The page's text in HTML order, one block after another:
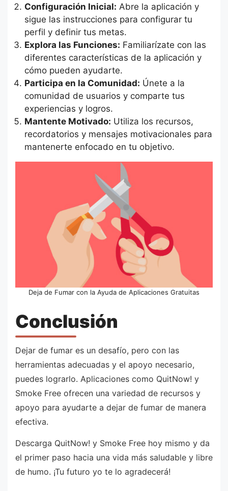
Configuración Inicial: Abre la aplicación y
sigue las instrucciones para configurar tu
perfil y definir tus metas.
Explora las Funciones: Familiarízate con las
diferentes características de la aplicación y
cómo pueden ayudarte.
Participa en la Comunidad: Únete a la
comunidad de usuarios y comparte tus
experiencias y logros.
Mantente Motivado: Utiliza los recursos,
recordatorios y mensajes motivacionales para
mantenerte enfocado en tu objetivo.
Deja de Fumar con la Ayuda de Aplicaciones Gratuitas
Conclusión
Dejar de fumar es un desafío, pero con las
herramientas adecuadas y el apoyo necesario,
puedes lograrlo. Aplicaciones como QuitNow! y
Smoke Free ofrecen una variedad de recursos y
apoyo para ayudarte a dejar de fumar de manera
efectiva.
Descarga QuitNow! y Smoke Free hoy mismo y da
el primer paso hacia una vida más saludable y libre
de humo. ¡Tu futuro yo te lo agradecerá!